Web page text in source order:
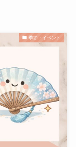
季節・イベント